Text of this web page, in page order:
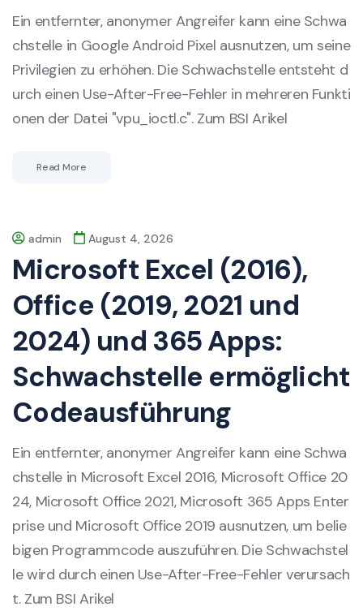
Ein entfernter, anonymer Angreifer kann eine Schwa
chstelle in Google Android Pixel ausnutzen, um seine
Privilegien zu erhöhen. Die Schwachstelle entsteht d
urch einen Use-After-Free-Fehler in mehreren Funkti
onen der Datei "vpu_ioctl.c". Zum BSI Arikel
Read More
admin August 4, 2026
Microsoft Excel (2016),
Office (2019, 2021 und
2024) und 365 Apps:
Schwachstelle ermöglicht
Codeausführung
Ein entfernter, anonymer Angreifer kann eine Schwa
chstelle in Microsoft Excel 2016, Microsoft Office 20
24, Microsoft Office 2021, Microsoft 365 Apps Enter
prise und Microsoft Office 2019 ausnutzen, um belie
bigen Programmcode auszuführen. Die Schwachstel
le wird durch einen Use-After-Free-Fehler verursach
t. Zum BSI Arikel